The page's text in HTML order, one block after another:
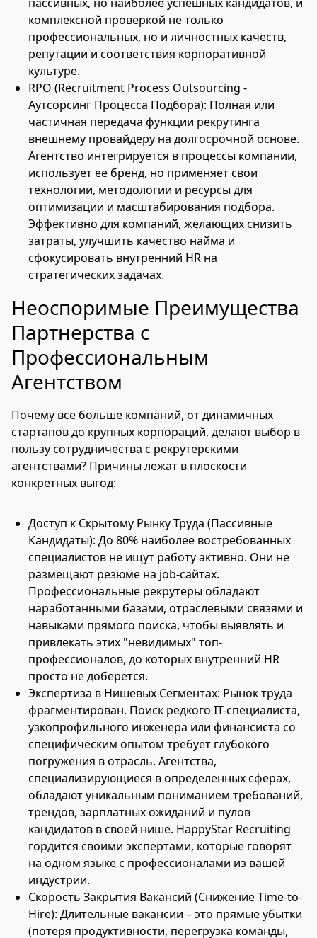
комплексной проверкой не только
профессиональных, но и личностных качеств,
репутации и соответствия корпоративной
культуре.
RPO (Recruitment Process Outsourcing -
Аутсорсинг Процесса Подбора): Полная или
частичная передача функции рекрутинга
внешнему провайдеру на долгосрочной основе.
Агентство интегрируется в процессы компании,
использует ее бренд, но применяет свои
технологии, методологии и ресурсы для
оптимизации и масштабирования подбора.
Эффективно для компаний, желающих снизить
затраты, улучшить качество найма и
сфокусировать внутренний HR на
стратегических задачах.
Неоспоримые Преимущества
Партнерства с
Профессиональным
Агентством
Почему все больше компаний, от динамичных
стартапов до крупных корпораций, делают выбор в
пользу сотрудничества с рекрутерскими
агентствами? Причины лежат в плоскости
конкретных выгод:
Доступ к Скрытому Рынку Труда (Пассивные
Кандидаты): До 80% наиболее востребованных
специалистов не ищут работу активно. Они не
размещают резюме на job-сайтах.
Профессиональные рекрутеры обладают
наработанными базами, отраслевыми связями и
навыками прямого поиска, чтобы выявлять и
привлекать этих "невидимых" топ-
профессионалов, до которых внутренний HR
просто не доберется.
Экспертиза в Нишевых Сегментах: Рынок труда
фрагментирован. Поиск редкого IT-специалиста,
узкопрофильного инженера или финансиста со
специфическим опытом требует глубокого
погружения в отрасль. Агентства,
специализирующиеся в определенных сферах,
обладают уникальным пониманием требований,
трендов, зарплатных ожиданий и пулов
кандидатов в своей нише. HappyStar Recruiting
гордится своими экспертами, которые говорят
на одном языке с профессионалами из вашей
индустрии.
Скорость Закрытия Вакансий (Снижение Time-to-
Hire): Длительные вакансии – это прямые убытки
(потеря продуктивности, перегрузка команды,